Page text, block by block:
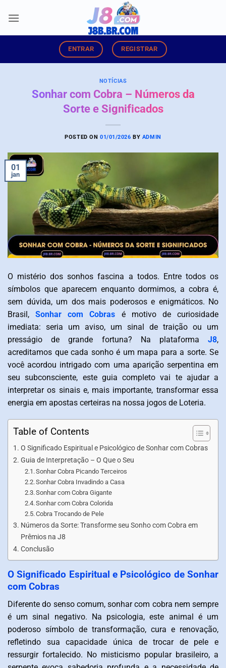
ENTRAR REGISTRAR
NOTÍCIAS
Sonhar com Cobra – Números da
Sorte e Significados
POSTED ON 01/01/2026 BY ADMIN
01
jan
O mistério dos sonhos fascina a todos. Entre todos os
símbolos que aparecem enquanto dormimos, a cobra é,
sem dúvida, um dos mais poderosos e enigmáticos. No
Brasil,Sonhar com Cobras é motivo de curiosidade
imediata: seria um aviso, um sinal de traição ou um
presságio de grande fortuna? Na plataformaJ8,
acreditamos que cada sonho é um mapa para a sorte. Se
você acordou intrigado com uma aparição serpentina em
seu subconsciente, este guia completo vai te ajudar a
interpretar os sinais e, mais importante, transformar essa
energia em apostas certeiras na nossa jogos de Loteria.
Table of Contents
O Significado Espiritual e Psicológico de Sonhar com Cobras
Guia de Interpretação – O Que o Seu
Sonhar Cobra Picando Terceiros
Sonhar Cobra Invadindo a Casa
Sonhar com Cobra Gigante
Sonhar com Cobra Colorida
Cobra Trocando de Pele
Números da Sorte: Transforme seu Sonho com Cobra em
Prêmios na J8
Conclusão
O Significado Espiritual e Psicológico de Sonhar
com Cobras
Diferente do senso comum, sonhar com cobra nem sempre
é um sinal negativo. Na psicologia, este animal é um
poderoso símbolo de transformação, cura e renovação,
refletindo sua capacidade única de trocar de pele e
ressurgir fortalecido. No misticismo popular brasileiro, a